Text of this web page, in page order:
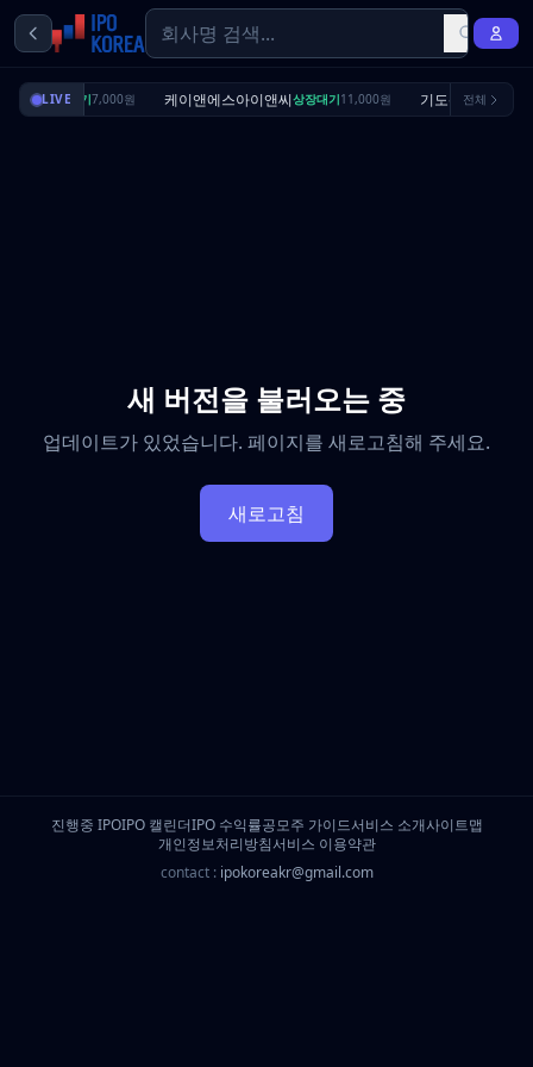
LIVE
셔스상장대기7,000원 케이앤에스아이앤씨상장대기11,000원 기도산업수요예측
전체
새 버전을 불러오는 중
업데이트가 있었습니다. 페이지를 새로고침해 주세요.
새로고침
진행중 IPOIPO 캘린더IPO 수익률공모주 가이드서비스 소개사이트맵
개인정보처리방침서비스 이용약관
contact : ipokoreakr@gmail.com